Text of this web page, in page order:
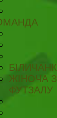
ЖІНОЧА
ФУТЗАЛУ